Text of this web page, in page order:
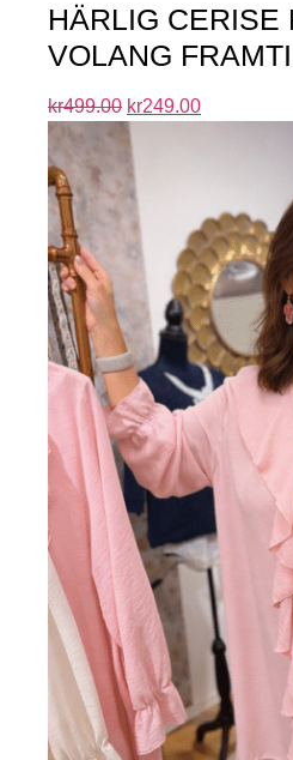
HÄRLIG CERISE
VOLANG
kr499.00 kr249.00